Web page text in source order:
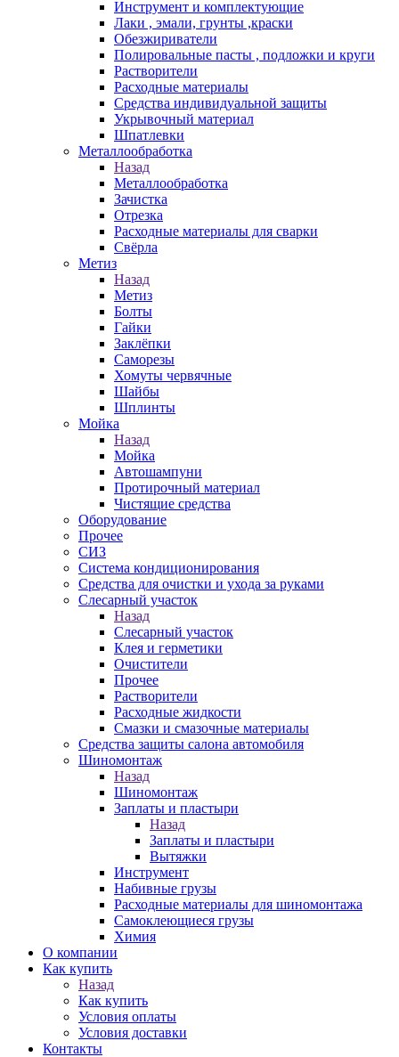
Инструмент и комплектующие
Лаки , эмали, грунты ,краски
Обезжириватели
Полировальные пасты , подложки и круги
Растворители
Расходные материалы
Средства индивидуальной защиты
Укрывочный материал
Шпатлевки
Металлообработка
Назад
Металлообработка
Зачистка
Отрезка
Расходные материалы для сварки
Свёрла
Метиз
Назад
Метиз
Болты
Гайки
Заклёпки
Саморезы
Хомуты червячные
Шайбы
Шплинты
Мойка
Назад
Мойка
Автошампуни
Протирочный материал
Чистящие средства
Оборудование
Прочее
СИЗ
Система кондиционирования
Средства для очистки и ухода за руками
Слесарный участок
Назад
Слесарный участок
Клея и герметики
Очистители
Прочее
Растворители
Расходные жидкости
Смазки и смазочные материалы
Средства защиты салона автомобиля
Шиномонтаж
Назад
Шиномонтаж
Заплаты и пластыри
Назад
Заплаты и пластыри
Вытяжки
Инструмент
Набивные грузы
Расходные материалы для шиномонтажа
Самоклеющиеся грузы
Химия
О компании
Как купить
Назад
Как купить
Условия оплаты
Условия доставки
Контакты